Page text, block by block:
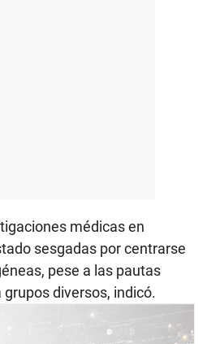
médicas en
sesgadas por centrarse
pese a las pautas
diversos, indicó.